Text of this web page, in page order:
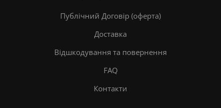
Публічний Договір (оферта)
Доставка
Відшкодування та повернення
FAQ
Контакти